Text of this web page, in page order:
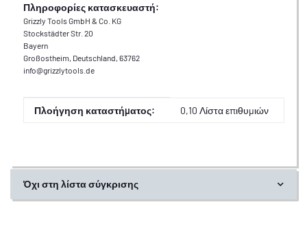
Πληροφορίες κατασκευαστή:
Grizzly Tools GmbH & Co. KG
Stockstädter Str. 20
Bayern
Großostheim, Deutschland, 63762
info@grizzlytools.de
Αξία
Κατασκευαστής
Πλοήγηση καταστήματος: 0,10 Λίστα επιθυμιών
Όχι στη λίστα σύγκρισης